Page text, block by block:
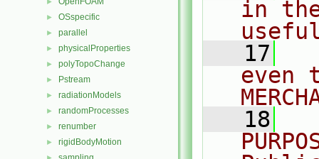
► OSspecific
► parallel
► physicalProperties
► polyTopoChange
► Pstream
► radiationModels
► randomProcesses
► renumber
► rigidBodyMotion
in
   17
even
   18